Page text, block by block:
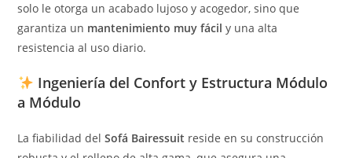
solo le otorga un acabado lujoso y acogedor, sino que
garantiza un mantenimiento muy fácil y una alta
resistencia al uso diario.
Ingeniería del Confort y Estructura Módulo
a Módulo
La fiabilidad delSofá Bairessuit reside en su construcción